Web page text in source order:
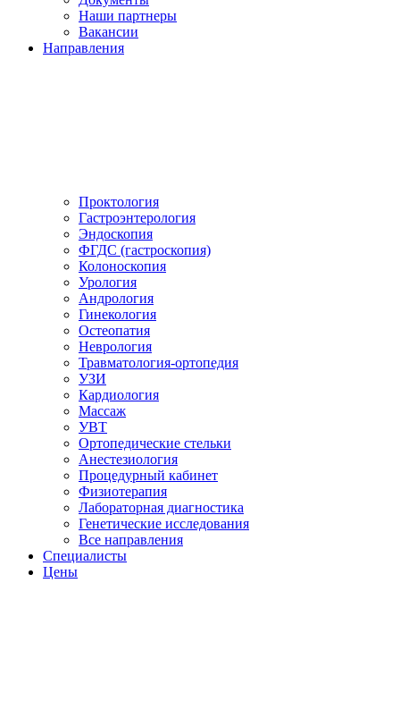
Наши партнеры
Вакансии
Направления
Проктология
Гастроэнтерология
Эндоскопия
ФГДС (гастроскопия)
Колоноскопия
Урология
Андрология
Гинекология
Остеопатия
Неврология
Травматология-ортопедия
УЗИ
Кардиология
Массаж
УВТ
Ортопедические стельки
Анестезиология
Процедурный кабинет
Физиотерапия
Лабораторная диагностика
Генетические исследования
Все направления
Специалисты
Цены